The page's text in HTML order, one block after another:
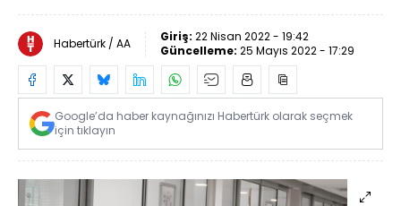
Habertürk / AA Giriş: 22 Nisan 2022 - 19:42
Güncelleme: 25 Mayıs 2022 - 17:29
Google’da haber kaynağınızı Habertürk olarak seçmek
için tıklayın